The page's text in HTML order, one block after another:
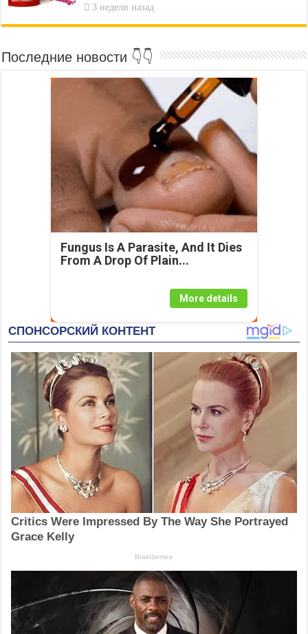
3 недели назад
Последние новости 👇👇
Fungus Is A Parasite, And It Dies
From A Drop Of Plain...
More details